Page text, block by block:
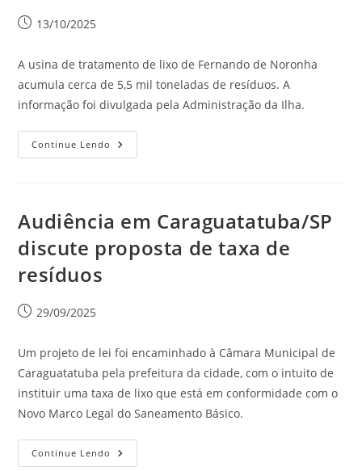
13/10/2025
A usina de tratamento de lixo de Fernando de Noronha
acumula cerca de 5,5 mil toneladas de resíduos. A
informação foi divulgada pela Administração da Ilha.
Continue Lendo
Audiência em Caraguatatuba/SP
discute proposta de taxa de
resíduos
29/09/2025
Um projeto de lei foi encaminhado à Câmara Municipal de
Caraguatatuba pela prefeitura da cidade, com o intuito de
instituir uma taxa de lixo que está em conformidade com o
Novo Marco Legal do Saneamento Básico.
Continue Lendo